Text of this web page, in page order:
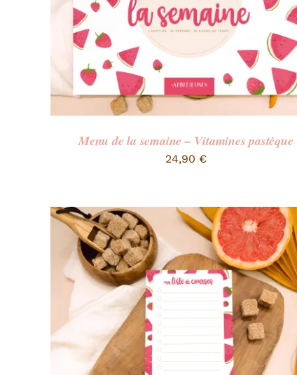
Menu de la semaine – Vitamines pastèque
24,90 €